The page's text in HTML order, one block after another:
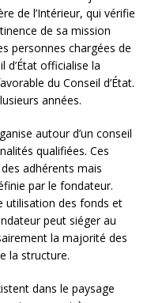
de l’Intérieur, qui vérifie
de sa mission
personnes chargées de
d’État officialise la
du Conseil d’État.
années.
autour d’un conseil
qualifiées. Ces
adhérents mais
par le fondateur.
utilisation des fonds et
peut siéger au
la majorité des
la structure.
dans le paysage